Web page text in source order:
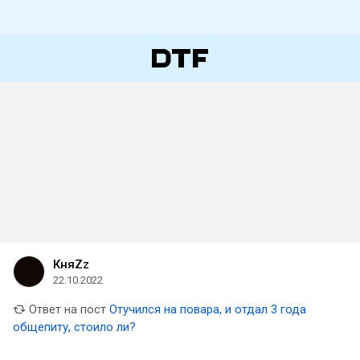
КняZz
22.10.2022
Ответ на пост Отучился на повара, и отдал 3 года
общепиту, стоило ли?